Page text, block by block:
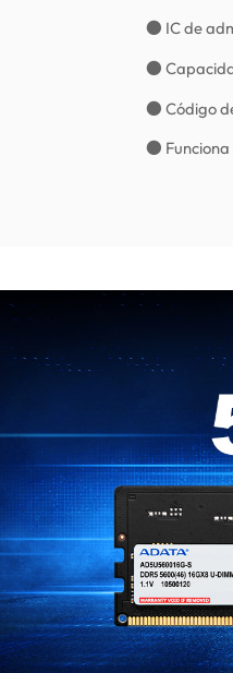
● IC de
●
● Código
● Funciona